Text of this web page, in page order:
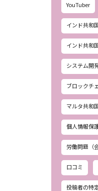
YouTuber
インド共和
インド共和
システム開
ブロックチ
マルタ共和
個人情報保
労働問題（
口コミ
投稿者の特